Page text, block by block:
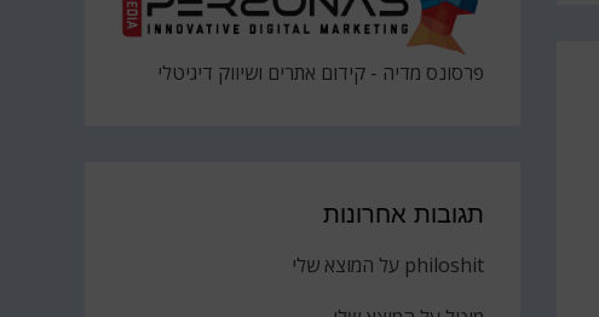
פרסונס מדיה - קידום אתרים ושיווק דיגיטלי
תגובות אחרונות
philoshit על המוצא שלי